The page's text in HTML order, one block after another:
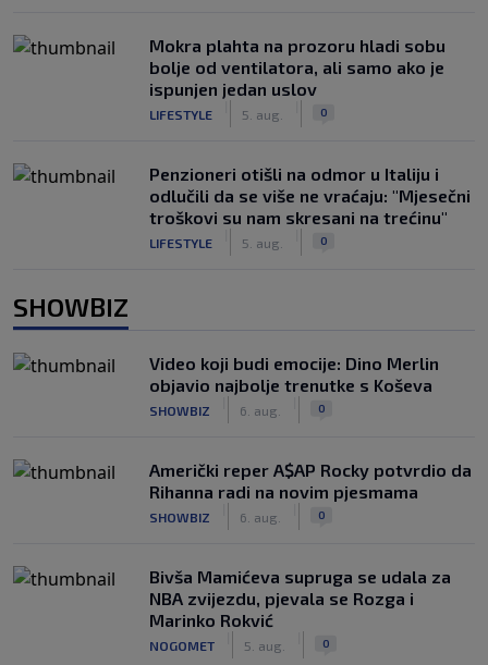
Mokra plahta na prozoru hladi sobu
bolje od ventilatora, ali samo ako je
ispunjen jedan uslov
LIFESTYLE 5. aug. 0
Penzioneri otišli na odmor u Italiju i
odlučili da se više ne vraćaju: "Mjesečni
troškovi su nam skresani na trećinu"
LIFESTYLE 5. aug. 0
SHOWBIZ
Video koji budi emocije: Dino Merlin
objavio najbolje trenutke s Koševa
SHOWBIZ 6. aug. 0
Američki reper A$AP Rocky potvrdio da
Rihanna radi na novim pjesmama
SHOWBIZ 6. aug. 0
Bivša Mamićeva supruga se udala za
NBA zvijezdu, pjevala se Rozga i
Marinko Rokvić
NOGOMET 5. aug. 0